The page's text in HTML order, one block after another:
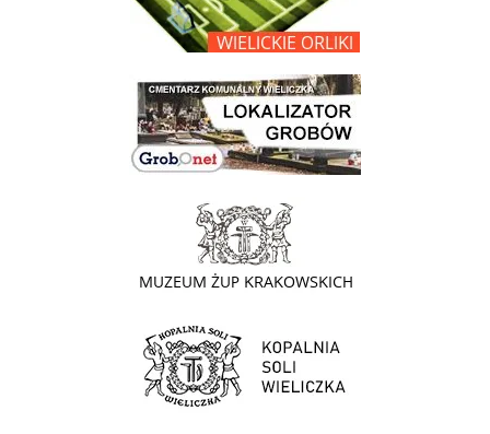
link do lokalizatora grobów na wielickim cmentarzu - grobnet
link do strony - Muzeum Żup Krakowskich Wieliczka
link do strony Kopalni Soli Wieliczka